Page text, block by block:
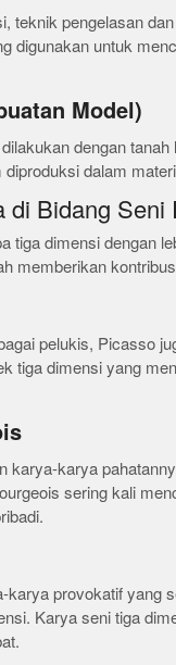
teknik pengelasan
digunakan untuk
Model)
dengan
dalam
di Bidang Seni
tiga dimensi dengan
memberikan
pelukis, Picasso
tiga dimensi yang
karya-karya
sering kali
karya provokatif yang
Karya seni tiga